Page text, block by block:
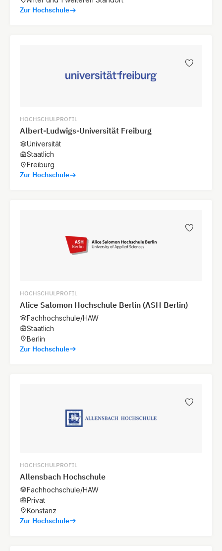
Zur Hochschule
HOCHSCHULPROFIL
Albert-Ludwigs-Universität Freiburg
Universität
Staatlich
Freiburg
Zur Hochschule
HOCHSCHULPROFIL
Alice Salomon Hochschule Berlin (ASH Berlin)
Fachhochschule/HAW
Staatlich
Berlin
Zur Hochschule
HOCHSCHULPROFIL
Allensbach Hochschule
Fachhochschule/HAW
Privat
Konstanz
Zur Hochschule